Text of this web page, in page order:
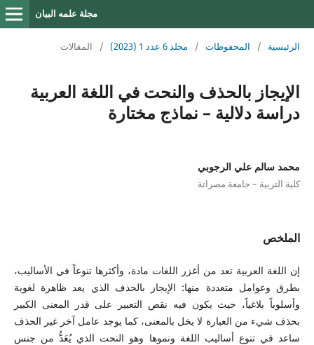
مجلة علمه البيان
الرئيسية / المحفوظات / مجلد 6 عدد 1 (2023) / المقالات
الإيجاز بالحذف والنحت في اللغة العربية
دراسة دلالية – نماذج مختارة
محمد سالم علي الرجوبي
كلية التربية – جامعة مصراتة
الملخص
إن اللغة العربية تعد من أغزر اللغات مادة، وأكثرها تنوعاً في الأساليب،
بطرق وعوامل متعددة منها: الإيجاز بالحذف الذي يعد ظاهرة لغوية
وأسلوباً بلاغياً، حيث يكون فيه نقص التعبير على قدر المعنى الكبير
بحذف شيء من العبارة لا يخل بالمعنى، كما يوجد عامل آخر غير الحذف
ساعد في تنوع أساليب اللغة ونموها وهو النحت الذي يُعَدُّ من جنس